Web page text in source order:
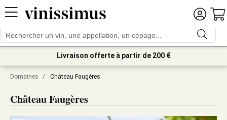
Livraison offerte à partir de 200 €
Domaines / Château Faugères
Château Faugères